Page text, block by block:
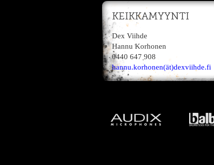
KEIKKAMYYNTI
Dex Viihde
Hannu Korhonen
0440 647 908
hannu.korhonen(ät)dexviihde.fi